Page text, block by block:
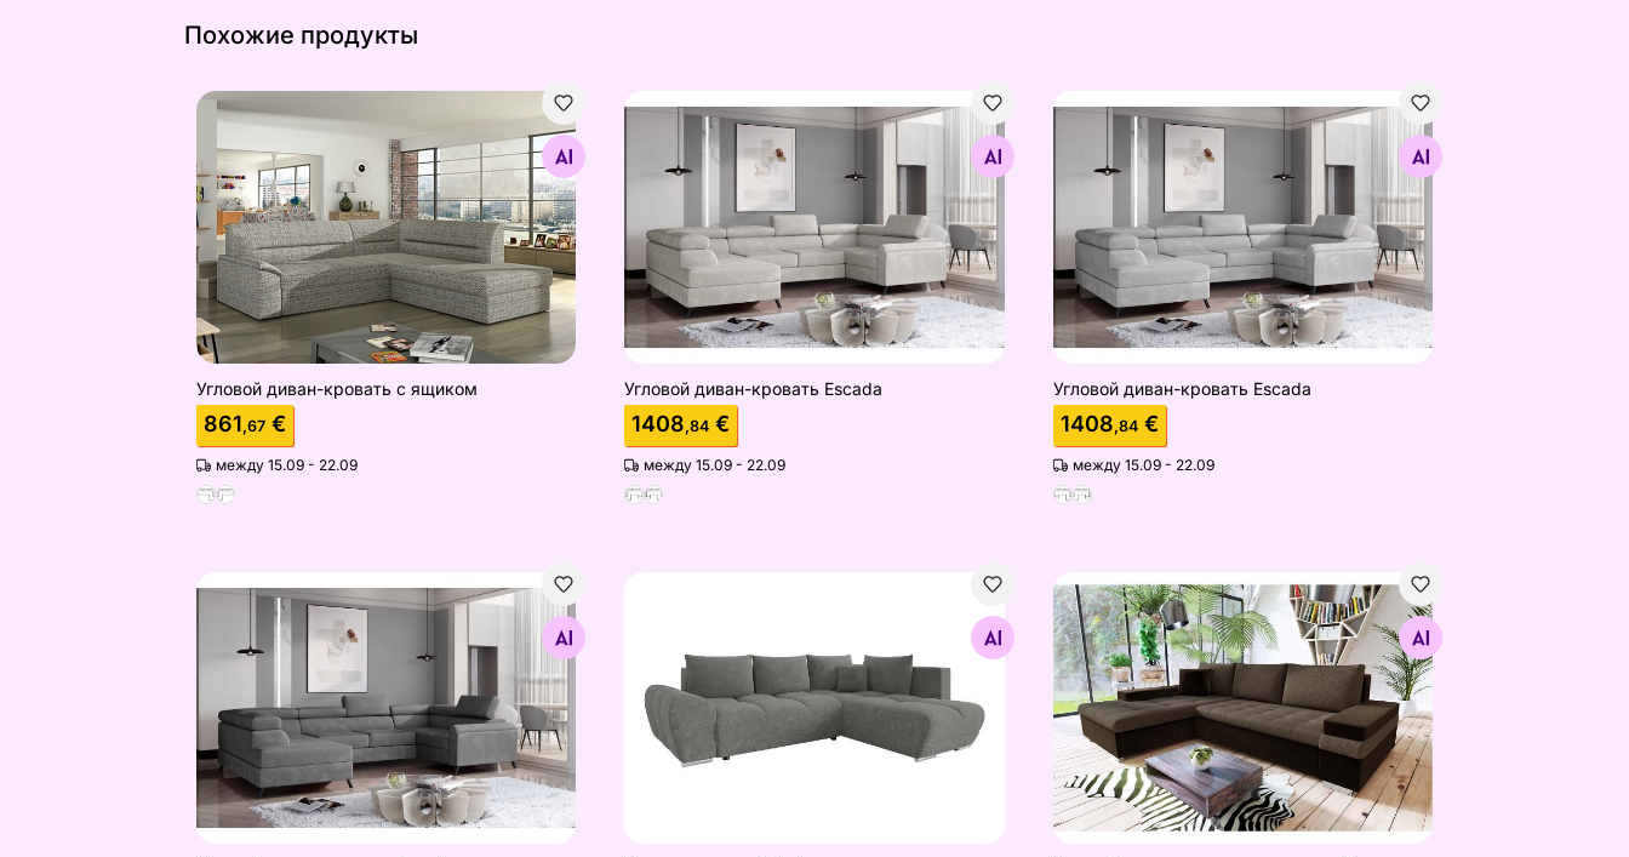
Похожие продукты
Угловой диван-кровать с ящиком
Найдите похожие
Угловой диван-кровать с ящиком
861,67 €
между 15.09 - 22.09
Угловой диван-кровать Escada
Угловой диван-кровать Escada
1408,84 €
между 15.09 - 22.09
Угловой диван-кровать Escada
Угловой диван-кровать Escada
1408,84€
между 15.09 - 22.09
Угловой диван-кровать Escada Угловой диван-кровать с ящиком Firenze
Найдите похожие